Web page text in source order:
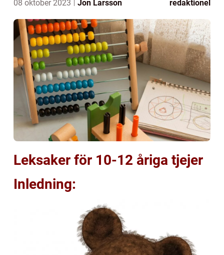
08 oktober 2023 Jon Larsson redaktionel
Leksaker för 10-12 åriga tjejer
Inledning: